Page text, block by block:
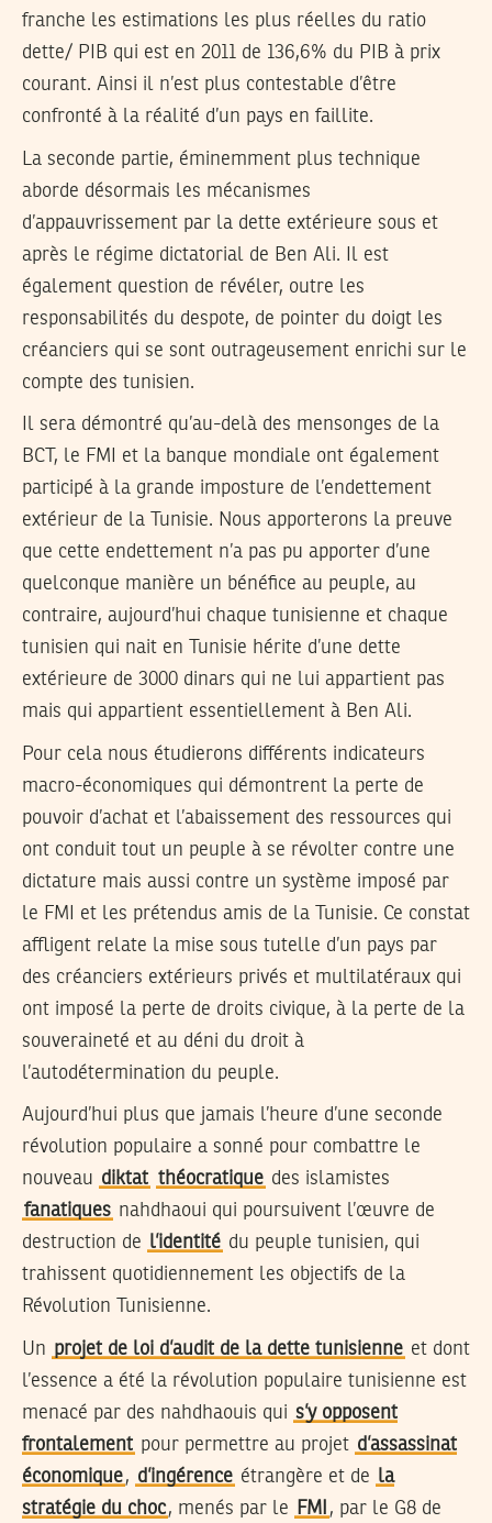
franche les estimations les plus réelles du ratio
dette/ PIB qui est en 2011 de 136,6% du PIB à prix
courant. Ainsi il n’est plus contestable d’être
confronté à la réalité d’un pays en faillite.
La seconde partie, éminemment plus technique
aborde désormais les mécanismes
d’appauvrissement par la dette extérieure sous et
après le régime dictatorial de Ben Ali. Il est
également question de révéler, outre les
responsabilités du despote, de pointer du doigt les
créanciers qui se sont outrageusement enrichi sur le
compte des tunisien.
Il sera démontré qu’au-delà des mensonges de la
BCT, le FMI et la banque mondiale ont également
participé à la grande imposture de l’endettement
extérieur de la Tunisie. Nous apporterons la preuve
que cette endettement n’a pas pu apporter d’une
quelconque manière un bénéfice au peuple, au
contraire, aujourd’hui chaque tunisienne et chaque
tunisien qui nait en Tunisie hérite d’une dette
extérieure de 3000 dinars qui ne lui appartient pas
mais qui appartient essentiellement à Ben Ali.
Pour cela nous étudierons différents indicateurs
macro-économiques qui démontrent la perte de
pouvoir d’achat et l’abaissement des ressources qui
ont conduit tout un peuple à se révolter contre une
dictature mais aussi contre un système imposé par
le FMI et les prétendus amis de la Tunisie. Ce constat
affligent relate la mise sous tutelle d’un pays par
des créanciers extérieurs privés et multilatéraux qui
ont imposé la perte de droits civique, à la perte de la
souveraineté et au déni du droit à
l’autodétermination du peuple.
Aujourd’hui plus que jamais l’heure d’une seconde
révolution populaire a sonné pour combattre le
nouveau diktat théocratique des islamistes
fanatiques nahdhaoui qui poursuivent l’œuvre de
destruction de l’identité du peuple tunisien, qui
trahissent quotidiennement les objectifs de la
Révolution Tunisienne.
Un projet de loi d’audit de la dette tunisienne et dont
l’essence a été la révolution populaire tunisienne est
menacé par des nahdhaouis qui s’y opposent
frontalement pour permettre au projet d’assassinat
économique, d’ingérence étrangère et de la
stratégie du choc, menés par le FMI , par le G8 de